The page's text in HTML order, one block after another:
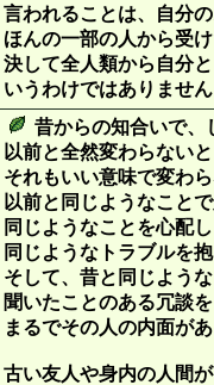
言われることは、自分
ほんの一部の人から受
決して全人類から自分
いうわけではありませ
昔からの知合いで、
以前と全然変わらない
それもいい意味で変わ
以前と同じようなこと
同じようなことを心配
同じようなトラブルを
そして、昔と同じよう
聞いたことのある冗談
まるでその人の内面が
古い友人や身内の人間